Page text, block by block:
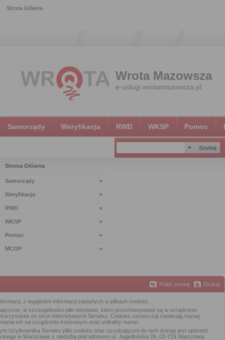
Strona Główna
Wrota Mazowsza
e-uslugi.wrotamazowsza.pl
Samorządy Weryfikacja RWD WKSP Pomoc
Strona Główna
Samorządy
Weryfikacja
RWD
WKSP
Pomoc
MCOP
Poleć stronę Drukuj
z wyjątkiem informacji zawartych w plikach cookies.
w szczególności pliki tekstowe, które przechowywane są w urządzeniu
ze stron internetowych Serwisu. Cookies zazwyczaj zawierają nazwę
ich na urządzeniu końcowym oraz unikalny numer.
Użytkownika Serwisu pliki cookies oraz uzyskującym do nich dostęp jest operator
w Warszawie z siedzibą pod adresem ul. Jagiellońska 26, 03-719 Warszawa.